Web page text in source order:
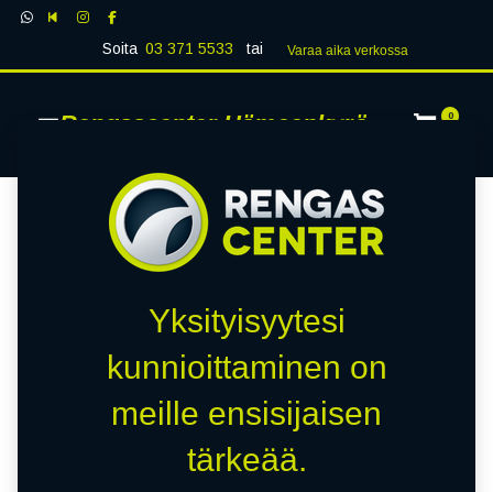
Soita 03 371 5533 tai Varaa aika verk​​​​ossa
Rengascenter Hämeenkyrö 0
Yksityisyytesi
kunnioittaminen on
meille ensisijaisen
tärkeää.